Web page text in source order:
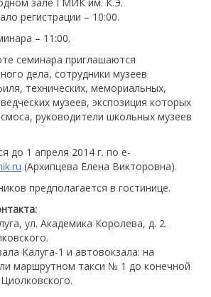
регистрации – 10:00.
– 11:00.
семинара приглашаются
дела, сотрудники музеев
технических, мемориальных,
музеев, экспозиция которых
руководители школьных музеев
до 1 апреля 2014 г. по e-
(Архипцева Елена Викторовна).
предполагается в гостинице.
ул. Академика Королева, д. 2.
Калуга-1 и автовокзала: на
маршрутном такси № 1 до конечной